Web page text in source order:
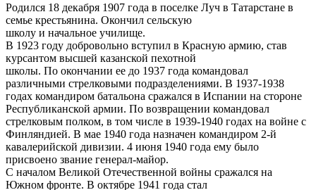
Родился 18 декабря 1907 года в поселке Луч в Татарстане в
семье крестьянина. Окончил сельскую
школу и начальное училище.
В 1923 году добровольно вступил в Красную армию, став
курсантом высшей казанской пехотной
школы. По окончании ее до 1937 года командовал
различными стрелковыми подразделениями. В 1937-1938
годах командиром батальона сражался в Испании на стороне
Республиканской армии. По возвращении командовал
стрелковым полком, в том числе в 1939-1940 годах на войне с
Финляндией. В мае 1940 года назначен командиром 2-й
кавалерийской дивизии. 4 июня 1940 года ему было
присвоено звание генерал-майор.
С началом Великой Отечественной войны сражался на
Южном фронте. В октябре 1941 года стал